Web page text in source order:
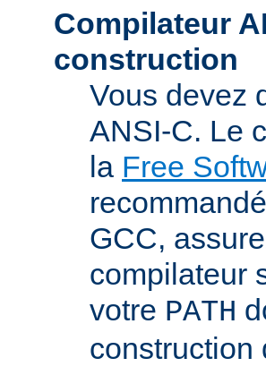
Compilateur
construction
Vous devez
ANSI-C. Le
la Free
GCC,
compilateur
votre PATH